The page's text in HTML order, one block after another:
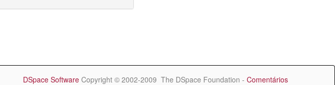
DSpace Software Copyright © 2002-2009 The DSpace Foundation - Comentários